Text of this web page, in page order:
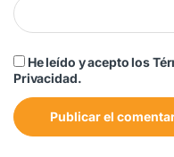
He leído y acepto los
Privacidad.